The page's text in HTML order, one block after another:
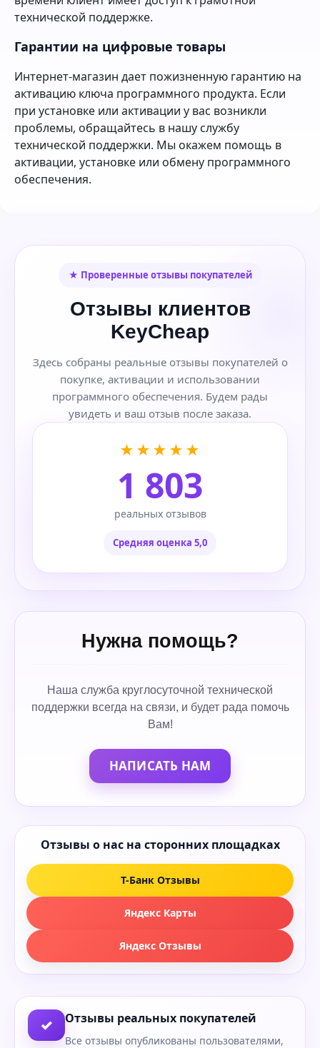
технической поддержке.
Гарантии на цифровые товары
Интернет-магазин дает пожизненную гарантию на
активацию ключа программного продукта. Если
при установке или активации у вас возникли
проблемы, обращайтесь в нашу службу
технической поддержки. Мы окажем помощь в
активации, установке или обмену программного
обеспечения.
★ Проверенные отзывы покупателей
Отзывы клиентов
KeyCheap
Здесь собраны реальные отзывы покупателей о
покупке, активации и использовании
программного обеспечения. Будем рады
увидеть и ваш отзыв после заказа.
★★★★★
1 803
реальных отзывов
Средняя оценка 5,0
Нужна помощь?
Наша служба круглосуточной технической
поддержки всегда на связи, и будет рада помочь
Вам!
НАПИСАТЬ НАМ
Отзывы о нас на сторонних площадках
Т-Банк Отзывы
Яндекс Карты
Яндекс Отзывы
✓ Отзывы реальных покупателей
Все отзывы опубликованы пользователями,